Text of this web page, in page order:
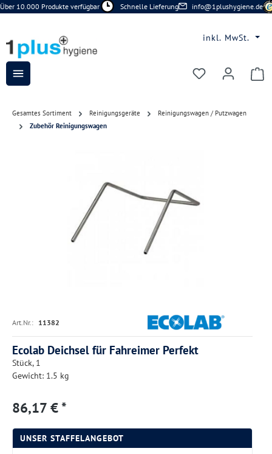
Zum Hauptinhalt springen
10.000 Produkte verfügbar Schnelle Lieferung info@1plushygiene.de
inkl. MwSt.
Du hast 0
Gesamtes Sortiment Reinigungsgeräte
Reinigungswagen / Putzwagen
Zubehör Reinigungswagen
Art.Nr.: 11382
Ecolab Deichsel für Fahreimer Perfekt
Stück, 1
Gewicht: 1.5 kg
86,17 € *
UNSER STAFFELANGEBOT